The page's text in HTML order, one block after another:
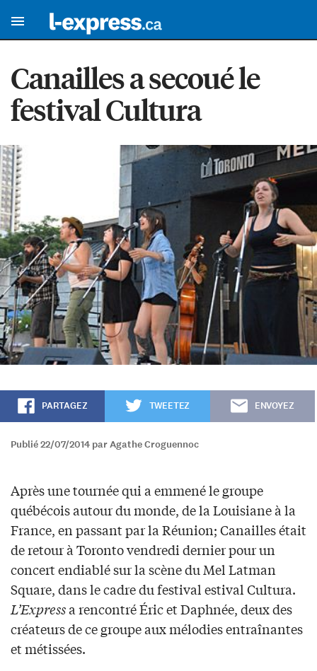
Canailles a secoué le
festival Cultura
PARTAGEZ TWEETEZ ENVOYEZ
Publié 22/07/2014 par Agathe Croguennoc
Après une tournée qui a emmené le groupe
québécois autour du monde, de la Louisiane à la
France, en passant par la Réunion; Canailles était
de retour à Toronto vendredi dernier pour un
concert endiablé sur la scène du Mel Latman
Square, dans le cadre du festival estival Cultura.
L’Expressa rencontré Éric et Daphnée, deux des
créateurs de ce groupe aux mélodies entraînantes
et métissées.